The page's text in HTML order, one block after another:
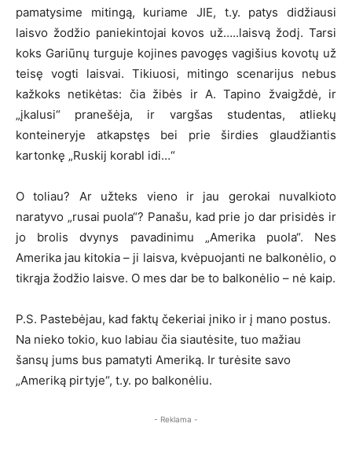
pamatysime mitingą, kuriame JIE, t.y. patys didžiausi
laisvo žodžio paniekintojai kovos už…..laisvą žodį. Tarsi
koks Gariūnų turguje kojines pavogęs vagišius kovotų už
teisę vogti laisvai. Tikiuosi, mitingo scenarijus nebus
kažkoks netikėtas: čia žibės ir A. Tapino žvaigždė, ir
„įkalusi“ pranešėja, ir vargšas studentas, atliekų
konteineryje atkapstęs bei prie širdies glaudžiantis
kartonkę „Ruskij korabl idi…“
O toliau? Ar užteks vieno ir jau gerokai nuvalkioto
naratyvo „rusai puola“? Panašu, kad prie jo dar prisidės ir
jo brolis dvynys pavadinimu „Amerika puola“. Nes
Amerika jau kitokia – ji laisva, kvėpuojanti ne balkonėlio, o
tikrąja žodžio laisve. O mes dar be to balkonėlio – nė kaip.
P.S. Pastebėjau, kad faktų čekeriai įniko ir į mano postus.
Na nieko tokio, kuo labiau čia siautėsite, tuo mažiau
šansų jums bus pamatyti Ameriką. Ir turėsite savo
„Ameriką pirtyje“, t.y. po balkonėliu.
- Reklama -